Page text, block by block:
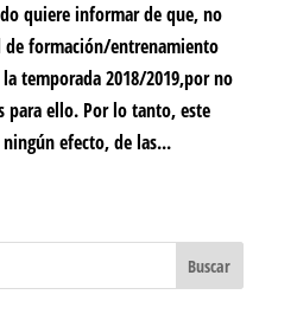
quiere informar de que, no
formación/entrenamiento
temporada 2018/2019,por no
para ello. Por lo tanto, este
efecto, de las...